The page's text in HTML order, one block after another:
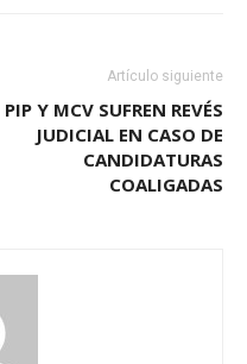
Artículo siguiente
PIP Y MCV SUFREN REVÉS
JUDICIAL EN CASO DE
CANDIDATURAS
COALIGADAS